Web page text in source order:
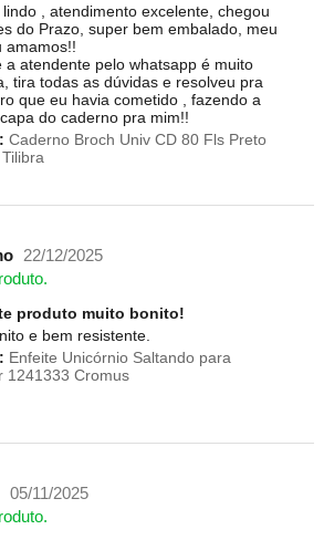
, atendimento excelente, chegou
do Prazo, super bem embalado, meu
amamos!!
a atendente pelo whatsapp é muito
tira todas as dúvidas e resolveu pra
que eu havia cometido , fazendo a
do caderno pra mim!!
Caderno Broch Univ CD 80 Fls Preto
22/12/2025
produto muito bonito!
e bem resistente.
Enfeite Unicórnio Saltando para
1241333 Cromus
05/11/2025